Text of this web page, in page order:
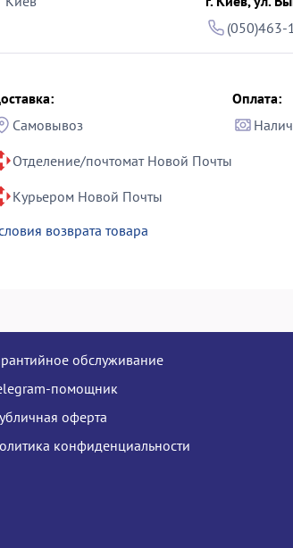
(050)463-
Самовывоз
Отделение/почтомат Новой Почты
Курьером Новой Почты
Оплата:
возврата товара
обслуживание
помощник
оферта
конфиденциальности